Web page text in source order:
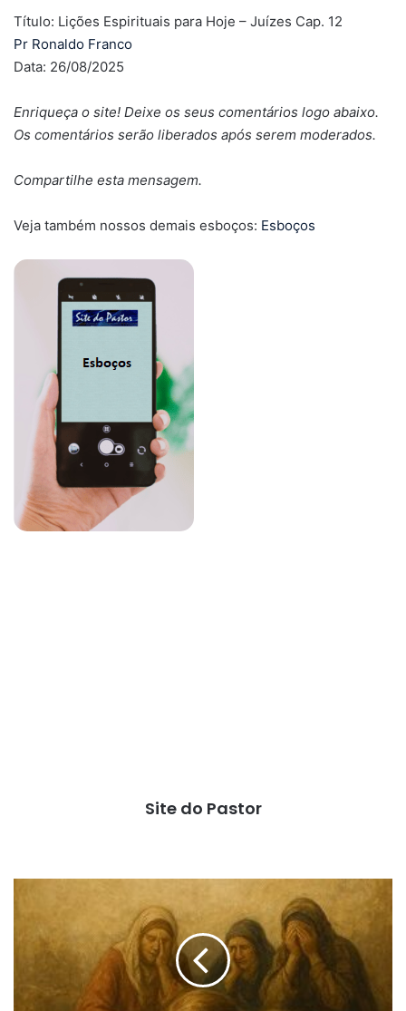
Título: Lições Espirituais para Hoje – Juízes Cap. 12
Pr Ronaldo Franco
Data: 26/08/2025
Enriqueça o site! Deixe os seus comentários logo abaixo.
Os comentários serão liberados após serem moderados.
Compartilhe esta mensagem.
Veja também nossos demais esboços: Esboços
Site do Pastor
Cap.